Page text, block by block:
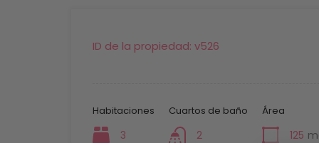
ID de la propiedad: v526
Habitaciones
3
Cuartos de baño
2
Área
125